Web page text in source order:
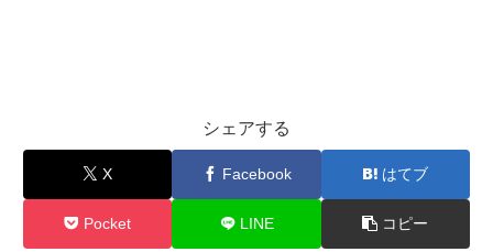
シェアする
X Facebook はてブ
Pocket LINE コピー